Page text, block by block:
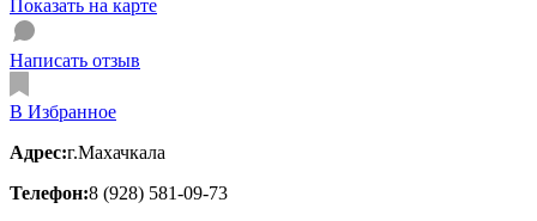
Показать на карте
Написать отзыв
В Избранное
Адрес:г.Махачкала
Телефон:8 (928) 581-09-73